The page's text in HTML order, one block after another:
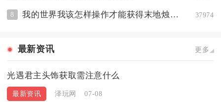
8 我的世界我该怎样操作才能获得末地烛插女 37974
最新资讯 更多
光遇君主头饰获取需注意什么
最新资讯 泽玩网 07-08